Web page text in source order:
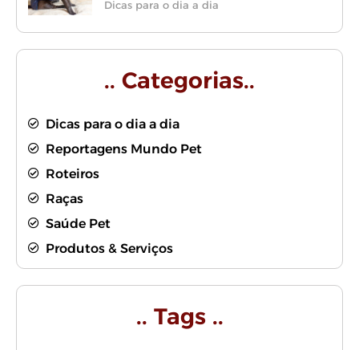
Dicas para o dia a dia
.. Categorias..
Dicas para o dia a dia
Reportagens Mundo Pet
Roteiros
Raças
Saúde Pet
Produtos & Serviços
.. Tags ..